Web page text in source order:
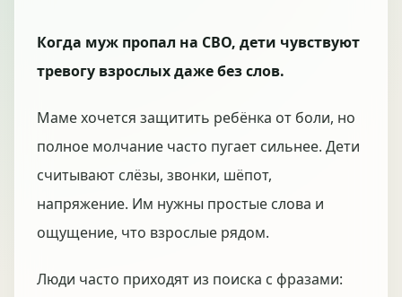
Когда муж пропал на СВО, дети чувствуют
тревогу взрослых даже без слов.
Маме хочется защитить ребёнка от боли, но
полное молчание часто пугает сильнее. Дети
считывают слёзы, звонки, шёпот,
напряжение. Им нужны простые слова и
ощущение, что взрослые рядом.
Люди часто приходят из поиска с фразами: